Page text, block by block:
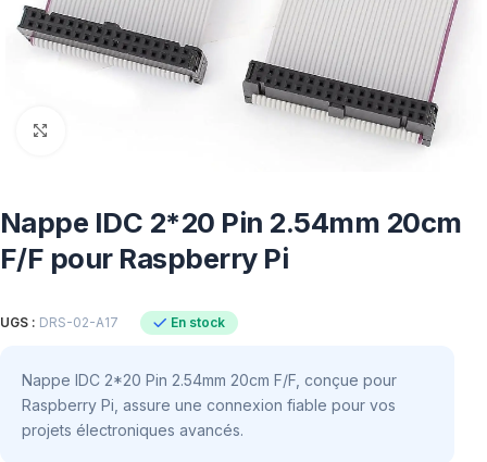
Nappe IDC 2*20 Pin 2.54mm 20cm
F/F pour Raspberry Pi
UGS : DRS-02-A17 En stock
Nappe IDC 2*20 Pin 2.54mm 20cm F/F, conçue pour
Raspberry Pi, assure une connexion fiable pour vos
projets électroniques avancés.